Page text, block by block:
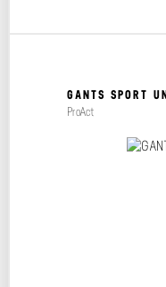
GANTS SPORT
ProAct